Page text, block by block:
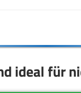
ideal für